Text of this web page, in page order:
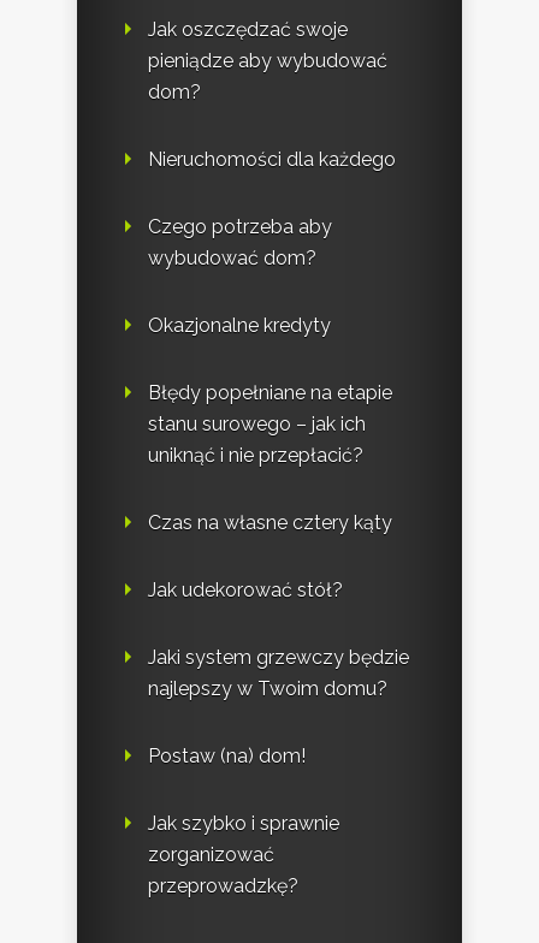
Jak oszczędzać swoje
pieniądze aby wybudować
dom?
Nieruchomości dla każdego
Czego potrzeba aby
wybudować dom?
Okazjonalne kredyty
Błędy popełniane na etapie
stanu surowego – jak ich
uniknąć i nie przepłacić?
Czas na własne cztery kąty
Jak udekorować stół?
Jaki system grzewczy będzie
najlepszy w Twoim domu?
Postaw (na) dom!
Jak szybko i sprawnie
zorganizować
przeprowadzkę?